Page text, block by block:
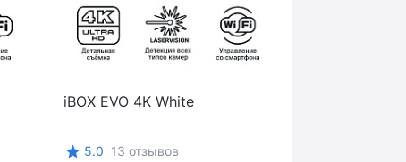
iBOX EVO 4K White
5.0 13 отзывов